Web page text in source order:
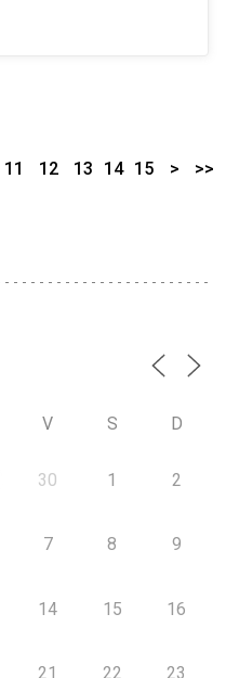
11 12 13 14 15 > >>
V S D
30 1 2
7 8 9
14 15 16
21 22 23